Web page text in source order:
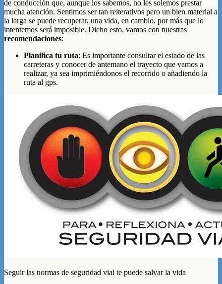
de conducción que, aunque los sabemos, no les solemos prestar
mucha atención. Sentimos ser tan reiterativos pero un bien material a
la larga se puede recuperar, una vida, en cambio, por más que lo
intentemos será imposible. Dicho esto, vamos con nuestras
recomendaciones:
Planifica tu ruta: Es importante consultar el estado de las
carreteras y conocer de antemano el trayecto que vamos a
realizar, ya sea imprimiéndonos el recorrido o añadiendo la
ruta al gps.
Seguir las normas de seguridad vial te puede salvar la vida